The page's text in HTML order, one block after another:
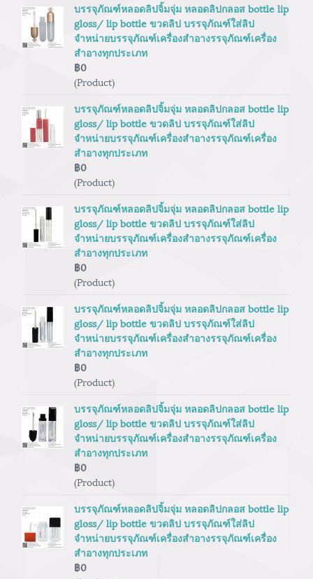
บรรจุภัณฑ์หลอดลิปจิ้มจุ่ม หลอดลิปกลอส bottle lip
gloss/ lip bottle ขวดลิป บรรจุภัณฑ์ใส่ลิป
จำหน่ายบรรจุภัณฑ์เครื่องสำอางรรจุภัณฑ์เครื่อง
สำอางทุกประเภท
฿0
(Product)
บรรจุภัณฑ์หลอดลิปจิ้มจุ่ม หลอดลิปกลอส bottle lip
gloss/ lip bottle ขวดลิป บรรจุภัณฑ์ใส่ลิป
จำหน่ายบรรจุภัณฑ์เครื่องสำอางรรจุภัณฑ์เครื่อง
สำอางทุกประเภท
฿0
(Product)
บรรจุภัณฑ์หลอดลิปจิ้มจุ่ม หลอดลิปกลอส bottle lip
gloss/ lip bottle ขวดลิป บรรจุภัณฑ์ใส่ลิป
จำหน่ายบรรจุภัณฑ์เครื่องสำอางรรจุภัณฑ์เครื่อง
สำอางทุกประเภท
฿0
(Product)
บรรจุภัณฑ์หลอดลิปจิ้มจุ่ม หลอดลิปกลอส bottle lip
gloss/ lip bottle ขวดลิป บรรจุภัณฑ์ใส่ลิป
จำหน่ายบรรจุภัณฑ์เครื่องสำอางรรจุภัณฑ์เครื่อง
สำอางทุกประเภท
฿0
(Product)
บรรจุภัณฑ์หลอดลิปจิ้มจุ่ม หลอดลิปกลอส bottle lip
gloss/ lip bottle ขวดลิป บรรจุภัณฑ์ใส่ลิป
จำหน่ายบรรจุภัณฑ์เครื่องสำอางรรจุภัณฑ์เครื่อง
สำอางทุกประเภท
฿0
(Product)
บรรจุภัณฑ์หลอดลิปจิ้มจุ่ม หลอดลิปกลอส bottle lip
gloss/ lip bottle ขวดลิป บรรจุภัณฑ์ใส่ลิป
จำหน่ายบรรจุภัณฑ์เครื่องสำอางรรจุภัณฑ์เครื่อง
สำอางทุกประเภท
฿0